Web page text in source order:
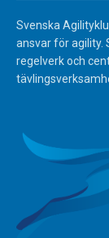
Svenska
ansvar för agility.
regelverk och